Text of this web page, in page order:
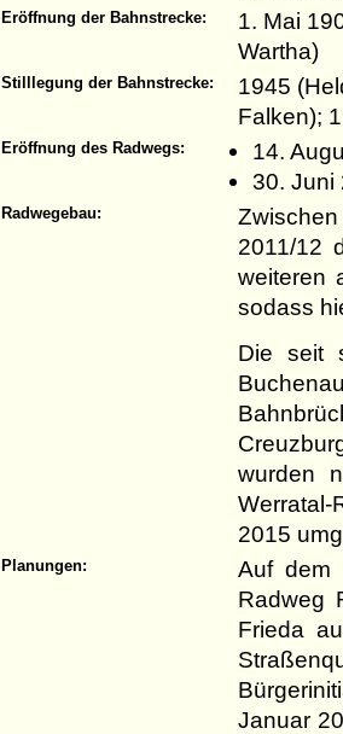
Eröffnung der Bahnstrecke:
1. Mai
Wartha)
Stilllegung der Bahnstrecke:
1945
Falken);
Eröffnung des Radwegs:
14.
30. Juni
Radwegebau:
2011/12
weiteren
sodass
Die seit
wurden
2015
Planungen:
Auf dem
Radweg
Frieda
Januar